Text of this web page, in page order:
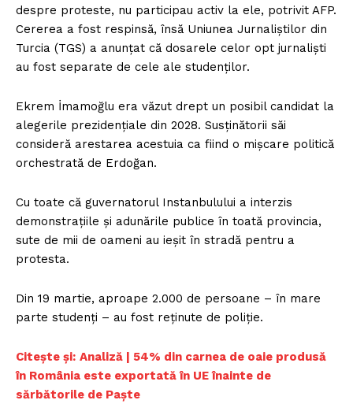
despre proteste, nu participau activ la ele, potrivit AFP.
Cererea a fost respinsă, însă Uniunea Jurnaliștilor din
Turcia (TGS) a anunțat că dosarele celor opt jurnaliști
au fost separate de cele ale studenților.
Ekrem İmamoğlu era văzut drept un posibil candidat la
alegerile prezidențiale din 2028. Susținătorii săi
consideră arestarea acestuia ca fiind o mișcare politică
orchestrată de Erdoğan.
Cu toate că guvernatorul Instanbulului a interzis
demonstrațiile și adunările publice în toată provincia,
sute de mii de oameni au ieșit în stradă pentru a
protesta.
Din 19 martie, aproape 2.000 de persoane – în mare
parte studenți – au fost reținute de poliție.
Citește și: Analiză | 54% din carnea de oaie produsă
în România este exportată în UE înainte de
sărbătorile de Paște